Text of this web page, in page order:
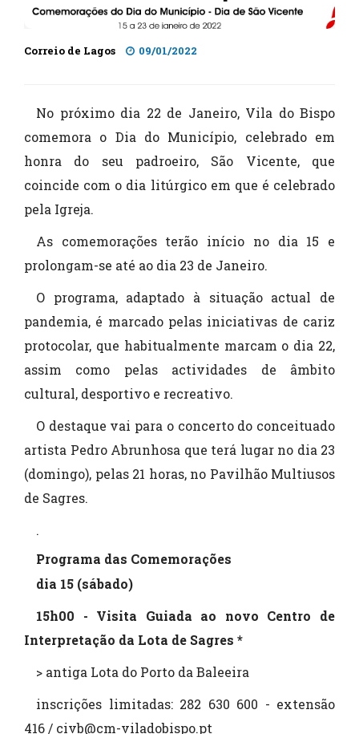
Correio de Lagos 09/01/2022
No próximo dia 22 de Janeiro, Vila do Bispo
comemora o Dia do Município, celebrado em
honra do seu padroeiro, São Vicente, que
coincide com o dia litúrgico em que é celebrado
pela Igreja.
As comemorações terão início no dia 15 e
prolongam-se até ao dia 23 de Janeiro.
O programa, adaptado à situação actual de
pandemia, é marcado pelas iniciativas de cariz
protocolar, que habitualmente marcam o dia 22,
assim como pelas actividades de âmbito
cultural, desportivo e recreativo.
O destaque vai para o concerto do conceituado
artista Pedro Abrunhosa que terá lugar no dia 23
(domingo), pelas 21 horas, no Pavilhão Multiusos
de Sagres.
.
Programa das Comemorações
dia 15 (sábado)
15h00 - Visita Guiada ao novo Centro de
Interpretação da Lota de Sagres *
> antiga Lota do Porto da Baleeira
inscrições limitadas: 282 630 600 - extensão
416 / civb@cm-viladobispo.pt